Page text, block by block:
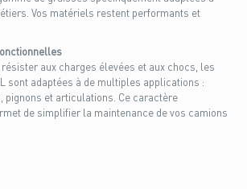
Vos matériels restent performants et
aux charges élevées et aux chocs, les
sont adaptées à de multiples applications :
pignons et articulations. Ce caractère
de simplifier la maintenance de vos camions